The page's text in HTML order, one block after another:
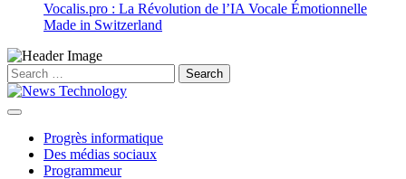
Vocalis.pro : La Révolution de l’IA Vocale Émotionnelle
Made in Switzerland
Search
for:
Progrès informatique
Des médias sociaux
Programmeur